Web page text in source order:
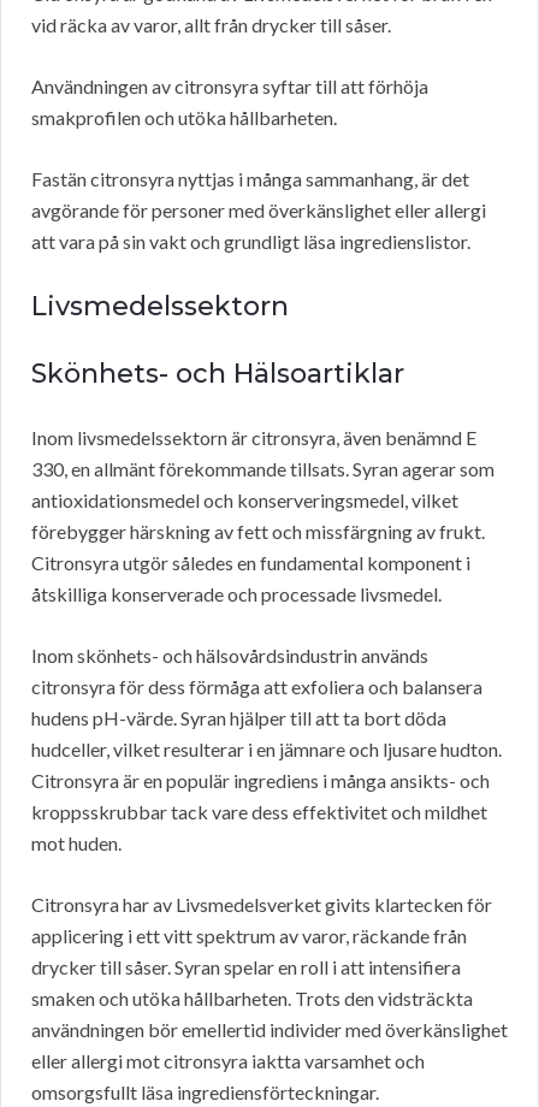
vid räcka av varor, allt från drycker till såser.
Användningen av citronsyra syftar till att förhöja
smakprofilen och utöka hållbarheten.
Fastän citronsyra nyttjas i många sammanhang, är det
avgörande för personer med överkänslighet eller allergi
att vara på sin vakt och grundligt läsa ingredienslistor.
Livsmedelssektorn
Skönhets- och Hälsoartiklar
Inom livsmedelssektorn är citronsyra, även benämnd E
330, en allmänt förekommande tillsats. Syran agerar som
antioxidationsmedel och konserveringsmedel, vilket
förebygger härskning av fett och missfärgning av frukt.
Citronsyra utgör således en fundamental komponent i
åtskilliga konserverade och processade livsmedel.
Inom skönhets- och hälsovårdsindustrin används
citronsyra för dess förmåga att exfoliera och balansera
hudens pH-värde. Syran hjälper till att ta bort döda
hudceller, vilket resulterar i en jämnare och ljusare hudton.
Citronsyra är en populär ingrediens i många ansikts- och
kroppsskrubbar tack vare dess effektivitet och mildhet
mot huden.
Citronsyra har av Livsmedelsverket givits klartecken för
applicering i ett vitt spektrum av varor, räckande från
drycker till såser. Syran spelar en roll i att intensifiera
smaken och utöka hållbarheten. Trots den vidsträckta
användningen bör emellertid individer med överkänslighet
eller allergi mot citronsyra iaktta varsamhet och
omsorgsfullt läsa ingrediensförteckningar.